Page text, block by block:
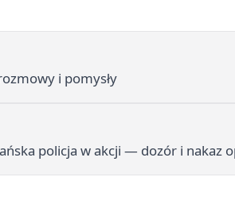
i pomysły
policja w akcji — dozór i nakaz